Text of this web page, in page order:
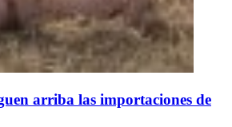
arriba las importaciones de